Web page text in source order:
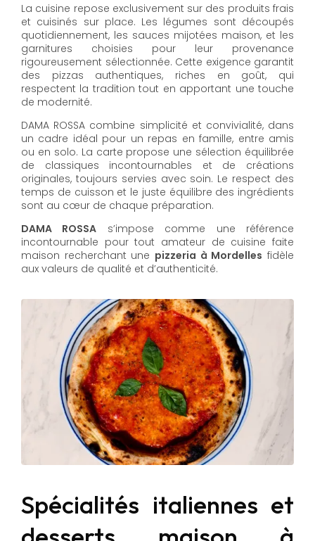
La cuisine repose exclusivement sur des produits frais
et cuisinés sur place. Les légumes sont découpés
quotidiennement, les sauces mijotées maison, et les
garnitures choisies pour leur provenance
rigoureusement sélectionnée. Cette exigence garantit
des pizzas authentiques, riches en goût, qui
respectent la tradition tout en apportant une touche
de modernité.
DAMA ROSSA combine simplicité et convivialité, dans
un cadre idéal pour un repas en famille, entre amis
ou en solo. La carte propose une sélection équilibrée
de classiques incontournables et de créations
originales, toujours servies avec soin. Le respect des
temps de cuisson et le juste équilibre des ingrédients
sont au cœur de chaque préparation.
DAMA ROSSA s’impose comme une référence
incontournable pour tout amateur de cuisine faite
maison recherchant une pizzeria à Mordelles fidèle
aux valeurs de qualité et d’authenticité.
Spécialités italiennes et